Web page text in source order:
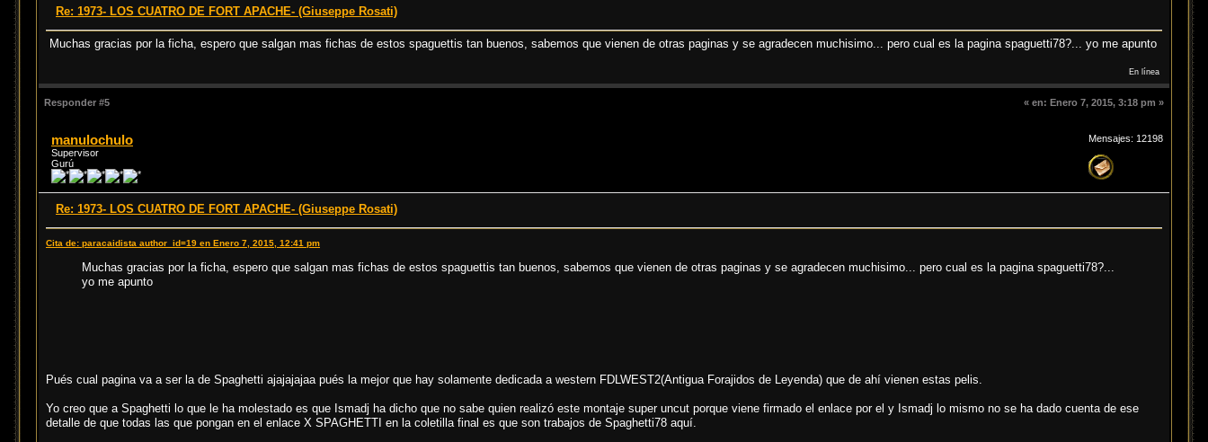
Re: 1973- LOS CUATRO DE FORT APACHE- (Giuseppe Rosati)
Muchas gracias por la ficha, espero que salgan mas fichas de estos spaguettis tan buenos, sabemos que vienen de otras paginas y se agradecen muchisimo... pero cual es la pagina spaguetti78?... yo me apunto
En línea
Responder #5 « en: Enero 7, 2015, 3:18 pm »
manulochulo
Supervisor
Gurú
Mensajes: 12198
Re: 1973- LOS CUATRO DE FORT APACHE- (Giuseppe Rosati)
Cita de: paracaidista author_id=19 en Enero 7, 2015, 12:41 pm
Muchas gracias por la ficha, espero que salgan mas fichas de estos spaguettis tan buenos, sabemos que vienen de otras paginas y se agradecen muchisimo... pero cual es la pagina spaguetti78?...
yo me apunto
Pués cual pagina va a ser la de Spaghetti ajajajajaa pués la mejor que hay solamente dedicada a western FDLWEST2(Antigua Forajidos de Leyenda) que de ahí vienen estas pelis.
Yo creo que a Spaghetti lo que le ha molestado es que Ismadj ha dicho que no sabe quien realizó este montaje super uncut porque viene firmado el enlace por el y Ismadj lo mismo no se ha dado cuenta de ese
detalle de que todas las que pongan en el enlace X SPAGHETTI en la coletilla final es que son trabajos de Spaghetti78 aquí.